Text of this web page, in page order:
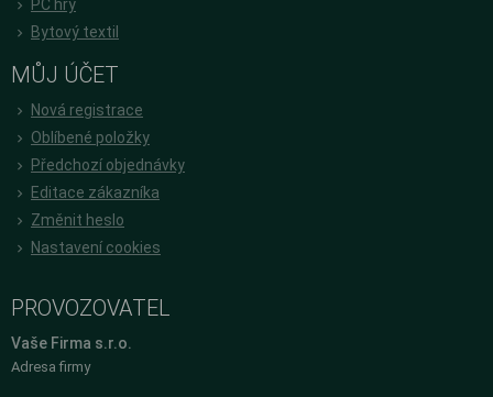
PC hry
Bytový textil
MŮJ ÚČET
Nová registrace
Oblíbené položky
Předchozí objednávky
Editace zákazníka
Změnit heslo
Nastavení cookies
PROVOZOVATEL
Vaše Firma s.r.o.
Adresa firmy